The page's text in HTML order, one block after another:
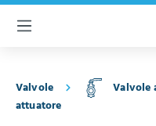
principale
Valvole Valvole
attuatore